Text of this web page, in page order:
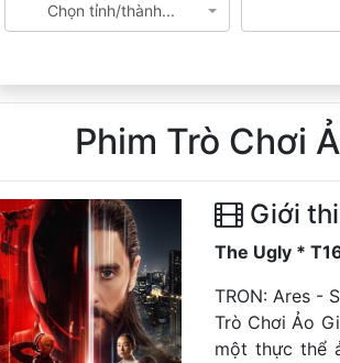
Chọn tỉnh/thành...
Phim Trò Chơi
Giới
The Ugly *
TRON: Ares -
Trò Chơi Ảo
một thực thể